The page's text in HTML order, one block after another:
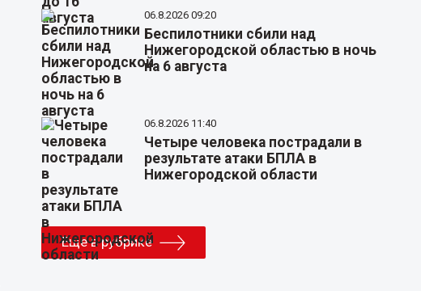
06.8.2026 09:20
Беспилотники сбили над
Нижегородской областью в ночь
на 6 августа
06.8.2026 11:40
Четыре человека пострадали в
результате атаки БПЛА в
Нижегородской области
Еще в рубрике